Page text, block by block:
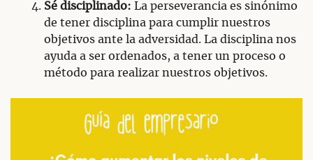
Sé disciplinado: La perseverancia es sinónimo
de tener disciplina para cumplir nuestros
objetivos ante la adversidad. La disciplina nos
ayuda a ser ordenados, a tener un proceso o
método para realizar nuestros objetivos.